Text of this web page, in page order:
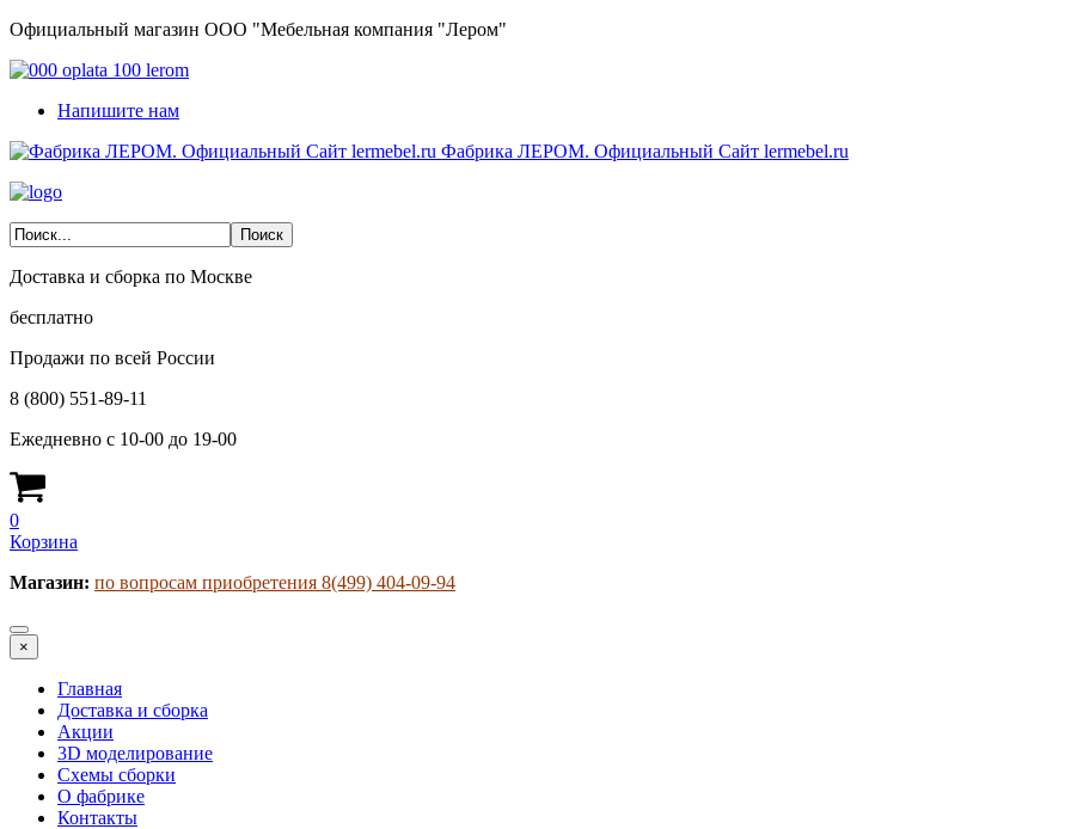
Официальный магазин ООО "Мебельная компания "Лером"
Напишите нам
Фабрика ЛЕРОМ. Официальный Сайт lermebel.ru
Доставка и сборка по Москве
бесплатно
Продажи по всей России
8 (800) 551-89-11
Ежедневно с 10-00 до 19-00
0
Корзина
Магазин: по вопросам приобретения 8(499) 404-09-94
×
Главная
Доставка и сборка
Акции
3D моделирование
Схемы сборки
О фабрике
Контакты